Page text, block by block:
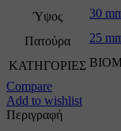
Ύψος 30
Πατούρα 25
ΚΑΤΗΓΟΡΙΕΣ
Compare
Add to wishlist
Περιγραφή